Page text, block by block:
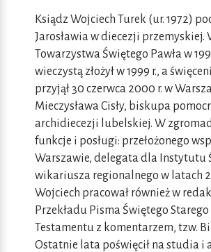
Ksiądz Wojciech Turek (ur. 1972)
Jarosławia w diecezji przemyskiej.
Towarzystwa Świętego Pawła w
wieczystą złożył w 1999 r., a
przyjął 30 czerwca 2000 r. w
Mieczysława Cisły, biskupa
archidiecezji lubelskiej. W
funkcje i posługi: przełożonego
Warszawie, delegata dla Instytutu
wikariusza regionalnego w latach
Wojciech pracował również w
Przekładu Pisma Świętego
Testamentu z komentarzem, tzw.
Ostatnie lata poświęcił na studia i